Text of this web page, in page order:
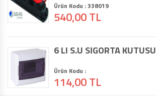
Ürün Kodu : 338019
540,00 TL
6 LI S.Ü SİGORTA KUTUSU
Ürün Kodu :
114,00 TL